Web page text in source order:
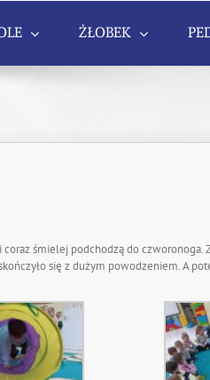
ŻŁOBEK
śmielej podchodzą do
się z dużym powodzeniem. A